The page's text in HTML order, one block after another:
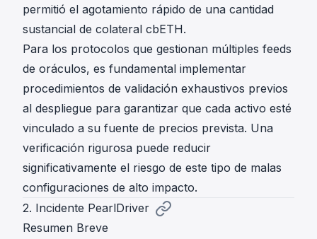
permitió el agotamiento rápido de una cantidad
sustancial de colateral cbETH.
Para los protocolos que gestionan múltiples feeds
de oráculos, es fundamental implementar
procedimientos de validación exhaustivos previos
al despliegue para garantizar que cada activo esté
vinculado a su fuente de precios prevista. Una
verificación rigurosa puede reducir
significativamente el riesgo de este tipo de malas
configuraciones de alto impacto.
2. Incidente PearlDriver
Resumen Breve